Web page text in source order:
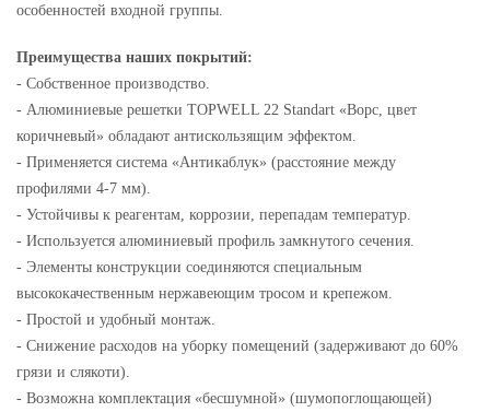
особенностей входной группы.
Преимущества наших покрытий:
- Собственное производство.
- Алюминиевые решетки TOPWELL 22 Standart «Ворс, цвет
коричневый» обладают антискользящим эффектом.
- Применяется система «Антикаблук» (расстояние между
профилями 4-7 мм).
- Устойчивы к реагентам, коррозии, перепадам температур.
- Используется алюминиевый профиль замкнутого сечения.
- Элементы конструкции соединяются специальным
высококачественным нержавеющим тросом и крепежом.
- Простой и удобный монтаж.
- Снижение расходов на уборку помещений (задерживают до 60%
грязи и слякоти).
- Возможна комплектация «бесшумной» (шумопоглощающей)